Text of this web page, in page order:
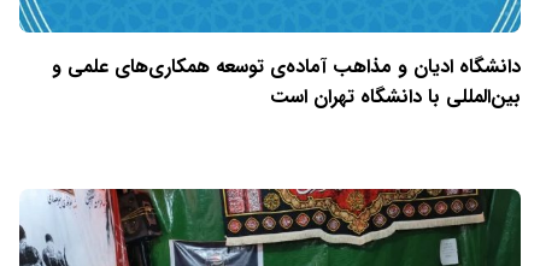
دانشگاه ادیان و مذاهب آماده‌ی توسعه همکاری‌های علمی و
بین‌المللی با دانشگاه تهران است